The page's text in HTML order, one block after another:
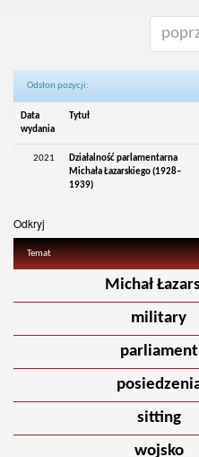
Odsłon pozycji:
Data
wydania
Tytuł
2021
Działalność parlamentarna
Michała Łazarskiego (1928–
1939)
Odkryj
Temat
Michał
military
parliament
sitting
wojsko